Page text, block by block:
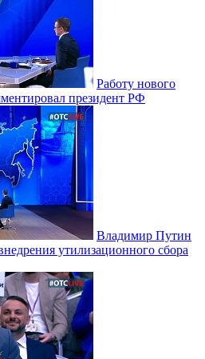
Работу нового
президент РФ
Владимир Путин
утилизационного сбора